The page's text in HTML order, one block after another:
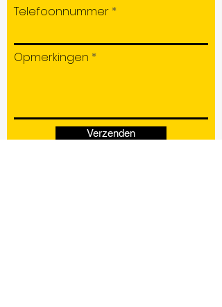
Telefoonnummer
Opmerkingen
Verzenden